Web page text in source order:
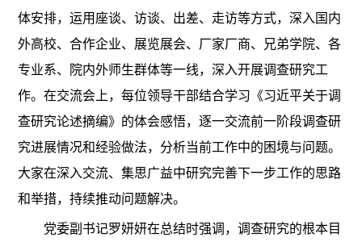
体安排，运用座谈、访谈、出差、走访等方式，深入国内
外高校、合作企业、展览展会、厂家厂商、兄弟学院、各
专业系、院内外师生群体等一线，深入开展调查研究工
作。在交流会上，每位领导干部结合学习《习近平关于调
查研究论述摘编》的体会感悟，逐一交流前一阶段调查研
究进展情况和经验做法，分析当前工作中的困境与问题。
大家在深入交流、集思广益中研究完善下一步工作的思路
和举措，持续推动问题解决。
党委副书记罗妍妍在总结时强调，调查研究的根本目